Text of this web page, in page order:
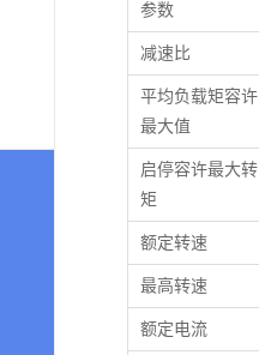
参数
减速比
平均负载矩容许
最大值
启停容许最大转
矩
额定转速
最高转速
额定电流